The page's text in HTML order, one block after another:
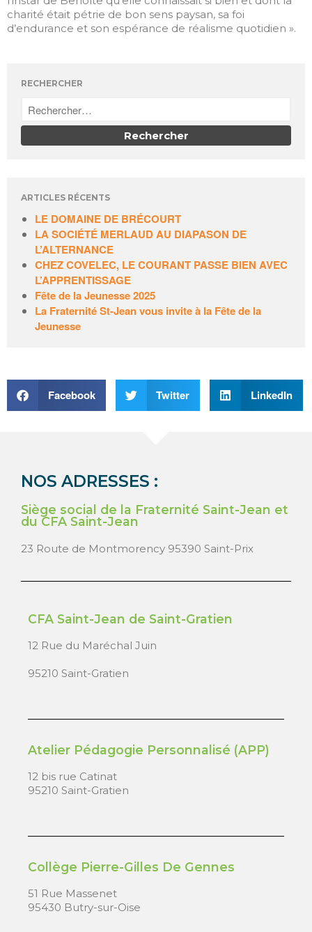
charité était pétrie de bon sens paysan, sa foi
d’endurance et son espérance de réalisme quotidien ».
RECHERCHER
ARTICLES RÉCENTS
LE DOMAINE DE BRÉCOURT
LA SOCIÉTÉ MERLAUD AU DIAPASON DE
L’ALTERNANCE
CHEZ COVELEC, LE COURANT PASSE BIEN AVEC
L’APPRENTISSAGE
Fête de la Jeunesse 2025
La Fraternité St-Jean vous invite à la Fête de la
Jeunesse
Facebook Twitter LinkedIn
NOS ADRESSES :
Siège social de la Fraternité Saint-Jean et
du CFA Saint-Jean
23 Route de Montmorency 95390 Saint-Prix
CFA Saint-Jean de Saint-Gratien
12 Rue du Maréchal Juin
95210 Saint-Gratien
Atelier Pédagogie Personnalisé (APP)
12 bis rue Catinat
95210 Saint-Gratien
Collège Pierre-Gilles De Gennes
51 Rue Massenet
95430 Butry-sur-Oise